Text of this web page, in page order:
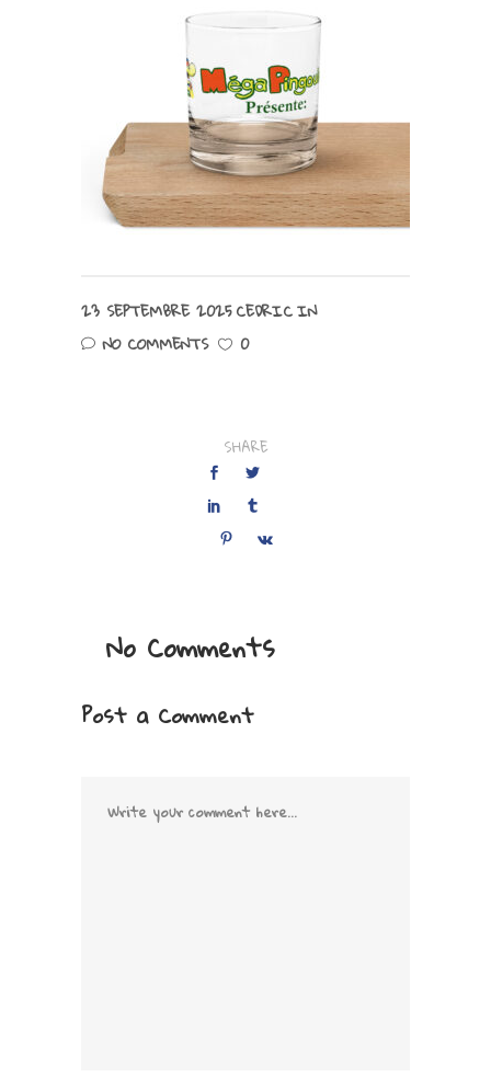
23 SEPTEMBRE 2025CEDRICIN
NO COMMENTS
0
SHARE
No Comments
Post a Comment